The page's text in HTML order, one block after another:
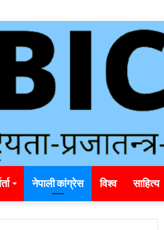
नेपाली कांग्रेस विश्व साहित्य